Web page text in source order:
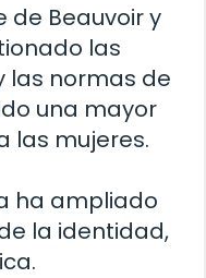
de Beauvoir y
las
las normas de
una mayor
las mujeres.
ha ampliado
la identidad,